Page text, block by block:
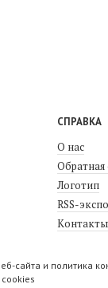
СПРАВКА
О нас
Обратная
Логотип
RSS-
сайта и политика